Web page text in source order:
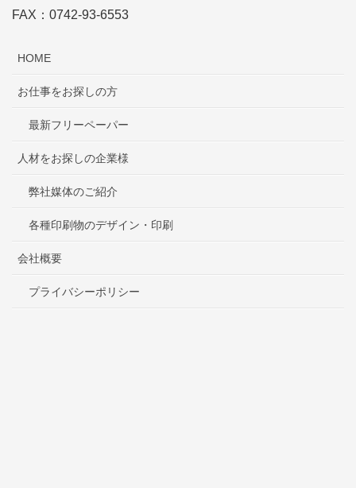
FAX：0742-93-6553
HOME
お仕事をお探しの方
最新フリーペーパー
人材をお探しの企業様
弊社媒体のご紹介
各種印刷物のデザイン・印刷
会社概要
プライバシーポリシー